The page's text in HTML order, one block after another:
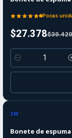
Pocas
$27.378$30.420
Cantidad
-10%
3M
Bonete de